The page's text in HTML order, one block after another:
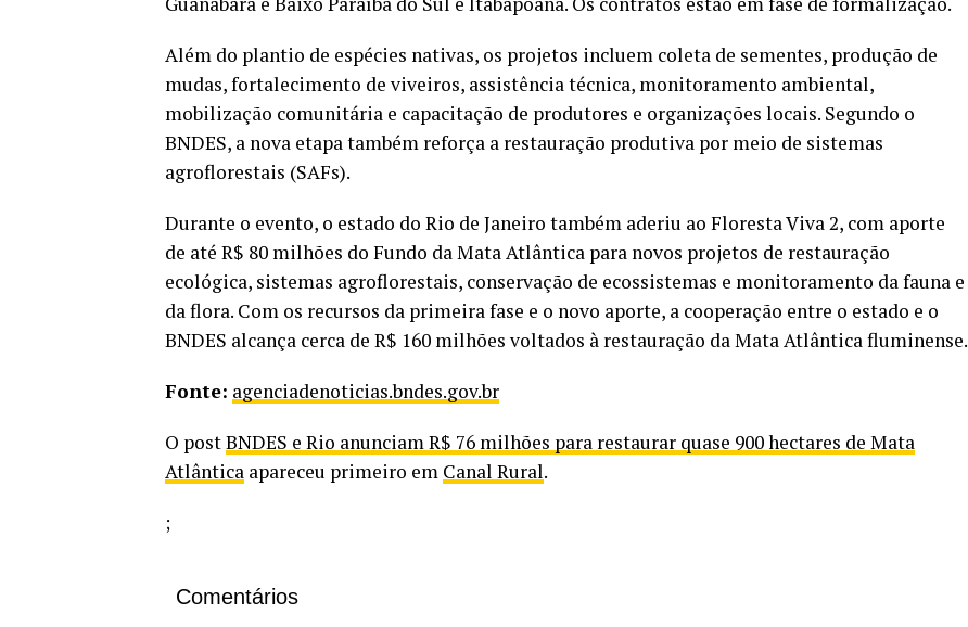
Além do plantio de espécies nativas, os projetos incluem coleta de sementes, produção de
mudas, fortalecimento de viveiros, assistência técnica, monitoramento ambiental,
mobilização comunitária e capacitação de produtores e organizações locais. Segundo o
BNDES, a nova etapa também reforça a restauração produtiva por meio de sistemas
agroflorestais (SAFs).
Durante o evento, o estado do Rio de Janeiro também aderiu ao Floresta Viva 2, com aporte
de até R$ 80 milhões do Fundo da Mata Atlântica para novos projetos de restauração
ecológica, sistemas agroflorestais, conservação de ecossistemas e monitoramento da fauna e
da flora. Com os recursos da primeira fase e o novo aporte, a cooperação entre o estado e o
BNDES alcança cerca de R$ 160 milhões voltados à restauração da Mata Atlântica fluminense.
Fonte: agenciadenoticias.bndes.gov.br
O postBNDES e Rio anunciam R$ 76 milhões para restaurar quase 900 hectares de Mata
Atlântica apareceu primeiro em Canal Rural.
;
Comentários